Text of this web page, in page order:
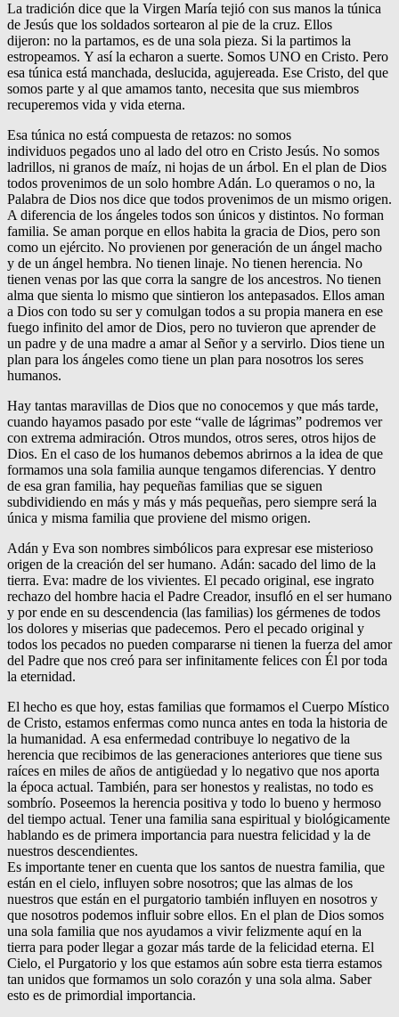
La tradición dice que la Virgen María tejió con sus manos la túnica
de Jesús que los soldados sortearon al pie de la cruz. Ellos
dijeron: no la partamos, es de una sola pieza. Si la partimos la
estropeamos. Y así la echaron a suerte. Somos UNO en Cristo. Pero
esa túnica está manchada, deslucida, agujereada. Ese Cristo, del que
somos parte y al que amamos tanto, necesita que sus miembros
recuperemos vida y vida eterna.
Esa túnica no está compuesta de retazos: no somos
individuos pegados uno al lado del otro en Cristo Jesús. No somos
ladrillos, ni granos de maíz, ni hojas de un árbol. En el plan de Dios
todos provenimos de un solo hombre Adán. Lo queramos o no, la
Palabra de Dios nos dice que todos provenimos de un mismo origen.
A diferencia de los ángeles todos son únicos y distintos. No forman
familia. Se aman porque en ellos habita la gracia de Dios, pero son
como un ejército. No provienen por generación de un ángel macho
y de un ángel hembra. No tienen linaje. No tienen herencia. No
tienen venas por las que corra la sangre de los ancestros. No tienen
alma que sienta lo mismo que sintieron los antepasados. Ellos aman
a Dios con todo su ser y comulgan todos a su propia manera en ese
fuego infinito del amor de Dios, pero no tuvieron que aprender de
un padre y de una madre a amar al Señor y a servirlo. Dios tiene un
plan para los ángeles como tiene un plan para nosotros los seres
humanos.
Hay tantas maravillas de Dios que no conocemos y que más tarde,
cuando hayamos pasado por este “valle de lágrimas” podremos ver
con extrema admiración. Otros mundos, otros seres, otros hijos de
Dios. En el caso de los humanos debemos abrirnos a la idea de que
formamos una sola familia aunque tengamos diferencias. Y dentro
de esa gran familia, hay pequeñas familias que se siguen
subdividiendo en más y más y más pequeñas, pero siempre será la
única y misma familia que proviene del mismo origen.
Adán y Eva son nombres simbólicos para expresar ese misterioso
origen de la creación del ser humano. Adán: sacado del limo de la
tierra. Eva: madre de los vivientes. El pecado original, ese ingrato
rechazo del hombre hacia el Padre Creador, insufló en el ser humano
y por ende en su descendencia (las familias) los gérmenes de todos
los dolores y miserias que padecemos. Pero el pecado original y
todos los pecados no pueden compararse ni tienen la fuerza del amor
del Padre que nos creó para ser infinitamente felices con Él por toda
la eternidad.
El hecho es que hoy, estas familias que formamos el Cuerpo Místico
de Cristo, estamos enfermas como nunca antes en toda la historia de
la humanidad. A esa enfermedad contribuye lo negativo de la
herencia que recibimos de las generaciones anteriores que tiene sus
raíces en miles de años de antigüedad y lo negativo que nos aporta
la época actual. También, para ser honestos y realistas, no todo es
sombrío. Poseemos la herencia positiva y todo lo bueno y hermoso
del tiempo actual. Tener una familia sana espiritual y biológicamente
hablando es de primera importancia para nuestra felicidad y la de
nuestros descendientes.
Es importante tener en cuenta que los santos de nuestra familia, que
están en el cielo, influyen sobre nosotros; que las almas de los
nuestros que están en el purgatorio también influyen en nosotros y
que nosotros podemos influir sobre ellos. En el plan de Dios somos
una sola familia que nos ayudamos a vivir felizmente aquí en la
tierra para poder llegar a gozar más tarde de la felicidad eterna. El
Cielo, el Purgatorio y los que estamos aún sobre esta tierra estamos
tan unidos que formamos un solo corazón y una sola alma. Saber
esto es de primordial importancia.